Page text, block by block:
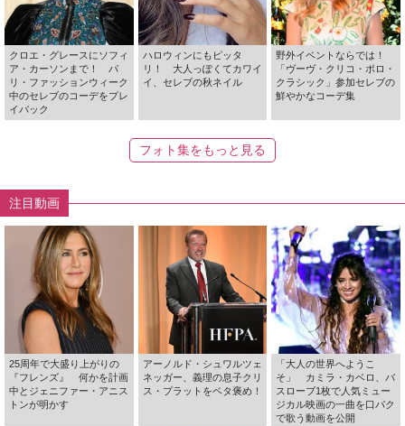
クロエ・グレースにソフィ
ア・カーソンまで！ パ
リ・ファッションウィーク
中のセレブのコーデをプレ
イバック
ハロウィンにもピッタ
リ！ 大人っぽくてカワイ
イ、セレブの秋ネイル
野外イベントならでは！
「ヴーヴ・クリコ・ポロ・
クラシック」参加セレブの
鮮やかなコーデ集
フォト集をもっと見る
注目動画
25周年で大盛り上がりの
『フレンズ』 何かを計画
中とジェニファー・アニス
トンが明かす
アーノルド・シュワルツェ
ネッガー、義理の息子クリ
ス・プラットをベタ褒め！
「大人の世界へようこ
そ」 カミラ・カベロ、バ
スローブ1枚で人気ミュー
ジカル映画の一曲を口パク
で歌う動画を公開